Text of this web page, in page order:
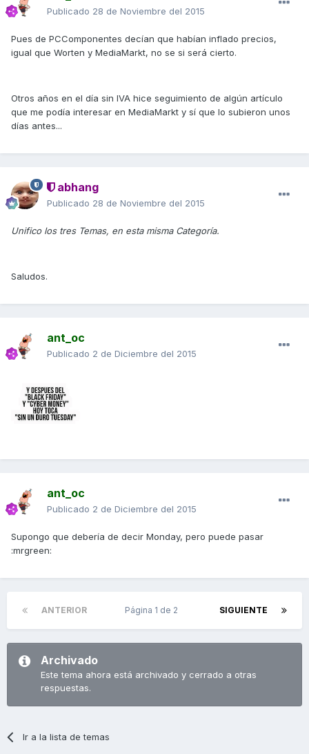
Publicado 28 de Noviembre del 2015
Pues de PCComponentes decían que habían inflado precios,
igual que Worten y MediaMarkt, no se si será cierto.
Otros años en el día sin IVA hice seguimiento de algún artículo
que me podía interesar en MediaMarkt y sí que lo subieron unos
días antes...
abhang
Publicado 28 de Noviembre del 2015
Unifico los tres Temas, en esta misma Categoría.
Saludos.
ant_oc
Publicado 2 de Diciembre del 2015
ant_oc
Publicado 2 de Diciembre del 2015
Supongo que debería de decir Monday, pero puede pasar
:mrgreen:
ANTERIOR SIGUIENTE
Página 1 de 2
Archivado
Este tema ahora está archivado y cerrado a otras
respuestas.
Ir a la lista de temas